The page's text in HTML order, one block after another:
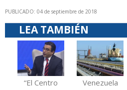
PUBLICADO: 04 de septiembre de 2018
LEA TAMBIÉN
“El Centro
Venezuela